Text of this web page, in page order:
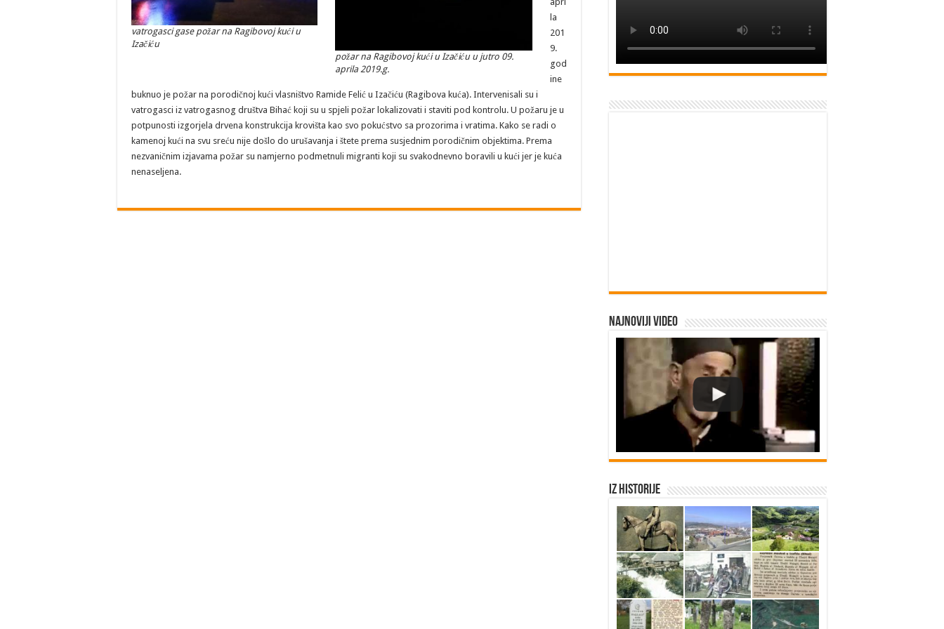
vatrogasci gase požar na Ragibovoj kući u
Izačiću
požar na Ragibovoj kući u Izačiću u jutro 09.
aprila 2019.g.
la
201
9.
god
ine
buknuo je požar na porodičnoj kući vlasništvo Ramide Felić u Izačiću (Ragibova kuća). Intervenisali su i
vatrogasci iz vatrogasnog društva Bihać koji su u spjeli požar lokalizovati i staviti pod kontrolu. U požaru je u
potpunosti izgorjela drvena konstrukcija krovišta kao svo pokućstvo sa prozorima i vratima. Kako se radi o
kamenoj kući na svu sreću nije došlo do urušavanja i štete prema susjednim porodičnim objektima. Prema
nezvaničnim izjavama požar su namjerno podmetnuli migranti koji su svakodnevno boravili u kući jer je kuća
nenaseljena.
Najnoviji video
Iz historije